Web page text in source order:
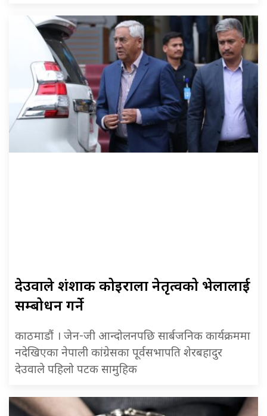
देउवाले शंशाक कोइराला नेतृत्वको भेलालाई
सम्बोधन गर्ने
काठमाडौं । जेन-जी आन्दोलनपछि सार्बजनिक कार्यक्रममा
नदेखिएका नेपाली कांग्रेसका पूर्वसभापति शेरबहादुर
देउवाले पहिलो पटक सामुहिक